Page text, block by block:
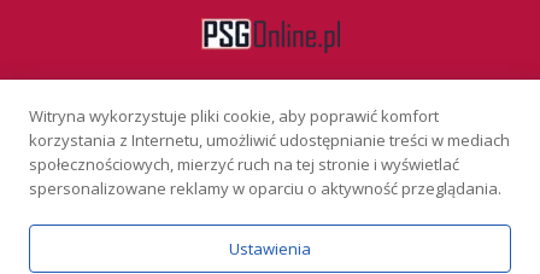
Facebook
KONTAKT REKLAMA POLITYKA PRYWATNOŚCI
Serwis wyłącznie dla osób powyżej 18 lat. Hazard może uzależniać.
Witryna wykorzystuje pliki cookie, aby poprawić komfort
korzystania z Internetu, umożliwić udostępnianie treści w mediach
społecznościowych, mierzyć ruch na tej stronie i wyświetlać
spersonalizowane reklamy w oparciu o aktywność przeglądania.
Ustawienia